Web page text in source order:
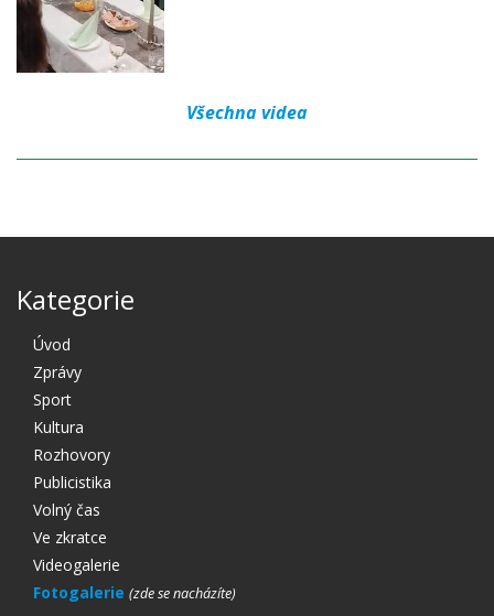
Všechna videa
Kategorie
Úvod
Zprávy
Sport
Kultura
Rozhovory
Publicistika
Volný čas
Ve zkratce
Videogalerie
Fotogalerie